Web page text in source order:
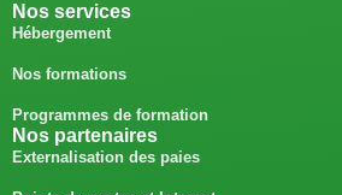
Nos services
Hébergement
Nos formations
Programmes de formation
Nos partenaires
Externalisation des paies